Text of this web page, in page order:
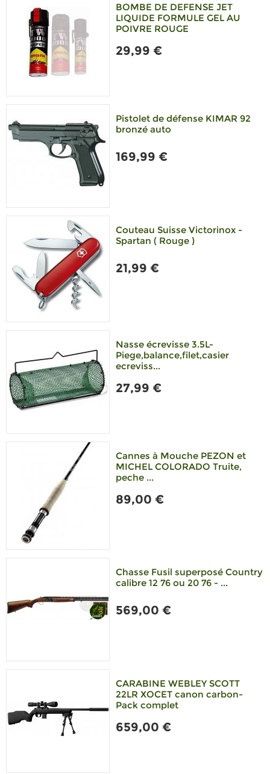
BOMBE DE DEFENSE JET
LIQUIDE FORMULE GEL AU
POIVRE ROUGE
29,99 €
Pistolet de défense KIMAR 92
bronzé auto
169,99 €
Couteau Suisse Victorinox -
Spartan ( Rouge )
21,99 €
Nasse écrevisse 3.5L-
Piege,balance,filet,casier
ecreviss...
27,99 €
Cannes à Mouche PEZON et
MICHEL COLORADO Truite,
peche ...
89,00 €
Chasse Fusil superposé Country
calibre 12 76 ou 20 76 - ...
569,00 €
CARABINE WEBLEY SCOTT
22LR XOCET canon carbon-
Pack complet
659,00 €